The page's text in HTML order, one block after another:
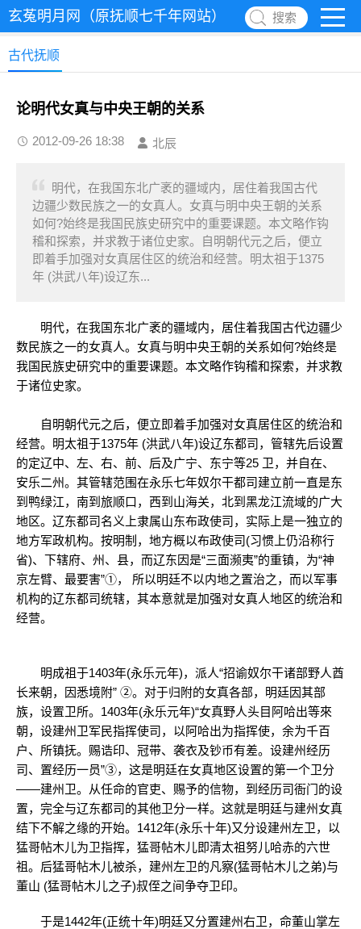
玄菟明月网（原抚顺七千年网站） 搜索
古代抚顺
论明代女真与中央王朝的关系
2012-09-26 18:38 北辰
明代，在我国东北广袤的疆域内，居住着我国古代
边疆少数民族之一的女真人。女真与明中央王朝的关系
如何?始终是我国民族史研究中的重要课题。本文略作钩
稽和探索，并求教于诸位史家。自明朝代元之后，便立
即着手加强对女真居住区的统治和经营。明太祖于1375
年 (洪武八年)设辽东...
明代，在我国东北广袤的疆域内，居住着我国古代边疆少
数民族之一的女真人。女真与明中央王朝的关系如何?始终是
我国民族史研究中的重要课题。本文略作钩稽和探索，并求教
于诸位史家。
自明朝代元之后，便立即着手加强对女真居住区的统治和
经营。明太祖于1375年 (洪武八年)设辽东都司，管辖先后设置
的定辽中、左、右、前、后及广宁、东宁等25 卫，并自在、
安乐二州。其管辖范围在永乐七年奴尔干都司建立前一直是东
到鸭绿江，南到旅顺口，西到山海关，北到黑龙江流域的广大
地区。辽东都司名义上隶属山东布政使司，实际上是一独立的
地方军政机构。按明制，地方概以布政使司(习惯上仍沿称行
省)、下辖府、州、县，而辽东因是“三面濒夷”的重镇，为“神
京左臂、最要害”①， 所以明廷不以内地之置治之，而以军事
机构的辽东都司统辖，其本意就是加强对女真人地区的统治和
经营。
明成祖于1403年(永乐元年)，派人“招谕奴尔干诸部野人酋
长来朝，因悉境附” ②。对于归附的女真各部，明廷因其部
族，设置卫所。1403年(永乐元年)“女真野人头目阿哈出等來
朝，设建州卫军民指挥使司，以阿哈出为指挥使，余为千百
户、所镇抚。赐诰印、冠带、袭衣及钞币有差。设建州经历
司、置经历一员”③，这是明廷在女真地区设置的第一个卫分
——建州卫。从任命的官吏、赐予的信物，到经历司衙门的设
置，完全与辽东都司的其他卫分一样。这就是明廷与建州女真
结下不解之缘的开始。1412年(永乐十年)又分设建州左卫，以
猛哥帖木儿为卫指挥，猛哥帖木儿即清太祖努儿哈赤的六世
祖。后猛哥帖木儿被杀，建州左卫的凡察(猛哥帖木儿之弟)与
董山 (猛哥帖木儿之子)叔侄之间争夺卫印。
于是1442年(正统十年)明廷又分置建州右卫，命董山掌左